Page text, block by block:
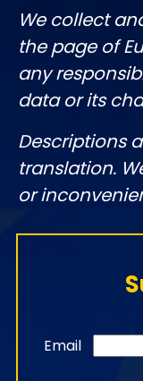
We collect
the page of
any
data or its
Descriptions
translation.
or
Email